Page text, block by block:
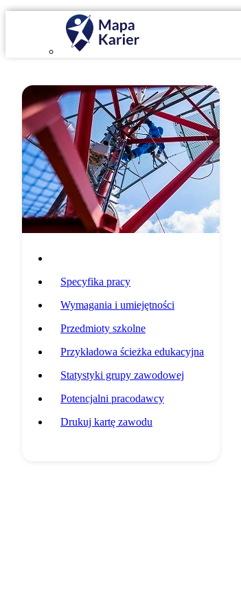
Specyfika pracy
Wymagania i umiejętności
Przedmioty szkolne
Przykładowa ścieżka edukacyjna
Statystyki grupy zawodowej
Potencjalni pracodawcy
Drukuj kartę zawodu